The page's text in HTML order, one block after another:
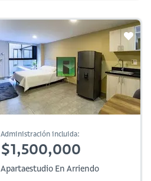
Administración incluida:
$1,500,000
Apartaestudio En Arriendo